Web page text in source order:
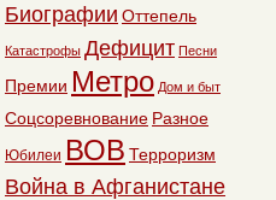
Биографии Оттепель
Катастрофы Дефицит Песни
Премии Метро Дом и быт
Соцсоревнование Разное
Юбилеи ВОВ Терроризм
Война в Афганистане